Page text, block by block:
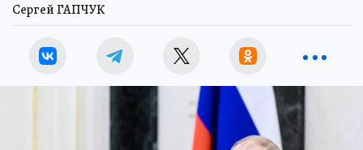
Сергей ГАПЧУК